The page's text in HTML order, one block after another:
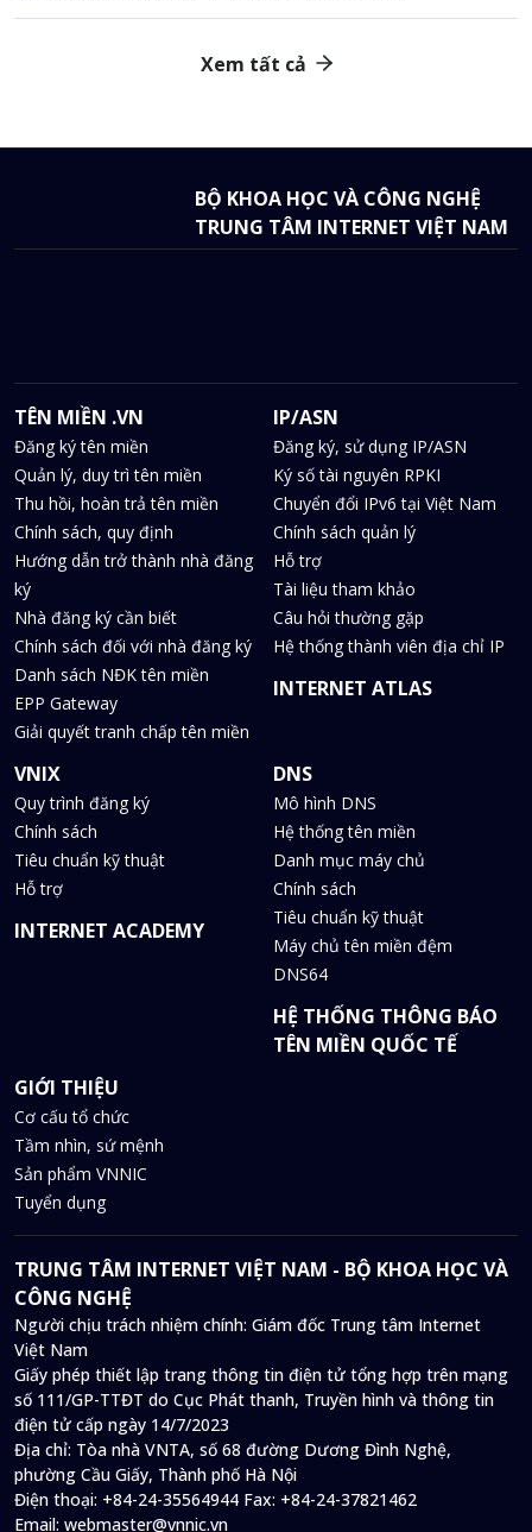
Xem tất cả
BỘ KHOA HỌC VÀ CÔNG NGHỆ
TRUNG TÂM INTERNET VIỆT NAM
TÊN MIỀN .VN
Đăng ký tên miền
Quản lý, duy trì tên miền
Thu hồi, hoàn trả tên miền
Chính sách, quy định
Hướng dẫn trở thành nhà đăng
ký
Nhà đăng ký cần biết
Chính sách đối với nhà đăng ký
Danh sách NĐK tên miền
EPP Gateway
Giải quyết tranh chấp tên miền
IP/ASN
Đăng ký, sử dụng IP/ASN
Ký số tài nguyên RPKI
Chuyển đổi IPv6 tại Việt Nam
Chính sách quản lý
Hỗ trợ
Tài liệu tham khảo
Câu hỏi thường gặp
Hệ thống thành viên địa chỉ IP
INTERNET ATLAS
VNIX
Quy trình đăng ký
Chính sách
Tiêu chuẩn kỹ thuật
Hỗ trợ
INTERNET ACADEMY
DNS
Mô hình DNS
Hệ thống tên miền
Danh mục máy chủ
Chính sách
Tiêu chuẩn kỹ thuật
Máy chủ tên miền đệm
DNS64
HỆ THỐNG THÔNG BÁO
TÊN MIỀN QUỐC TẾ
GIỚI THIỆU
Cơ cấu tổ chức
Tầm nhìn, sứ mệnh
Sản phẩm VNNIC
Tuyển dụng
TRUNG TÂM INTERNET VIỆT NAM - BỘ KHOA HỌC VÀ
CÔNG NGHỆ
Người chịu trách nhiệm chính: Giám đốc Trung tâm Internet
Việt Nam
Giấy phép thiết lập trang thông tin điện tử tổng hợp trên mạng
số 111/GP-TTĐT do Cục Phát thanh, Truyền hình và thông tin
điện tử cấp ngày 14/7/2023
Địa chỉ: Tòa nhà VNTA, số 68 đường Dương Đình Nghệ,
phường Cầu Giấy, Thành phố Hà Nội
Điện thoại: +84-24-35564944 Fax: +84-24-37821462
Email: webmaster@vnnic.vn